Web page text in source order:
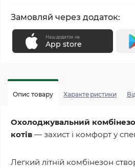
Замовляй через додаток:
Наш додаток на
App store
Опис товару Характеристики
Охолоджувальний
котів — захист і комфорт у
Легкий літній комбінезон